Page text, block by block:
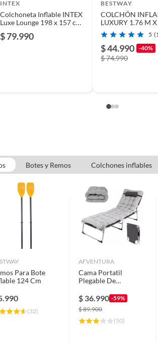
las condiciones del exterior. Es apto para
color gris combina con cualquier ambiente.
y Terraza Gris 98x74x110
¡Añade diversión a tus días de verano con
en esa condición a un precio reducido.
entre otros análogos.
INTEX
Colchoneta Inflable INTEX
Luxe Lounge 198 x 157 cm
$ 79.990
BESTWAY
COLCHÓN
LUXURY 1.76 M
5
$ 44.990 -40%
$ 74.990
Botes y Remos Colchones inflables
Para Bote
124 Cm
(32)
AFVENTURA
Cama Portatil
Plegable De
Colchon
Desmontable
$ 36.990 -59%
$89.900
(50)